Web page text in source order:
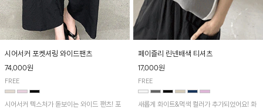
시어서커 포켓셔링 와이드팬츠
74,000원
FREE
시어서커 텍스처가 돋보이는 와이드 팬츠! 포
페이즐리 린넨배색 티셔츠
17,000원
FREE
새롭게 화이트&먹색 컬러가 추가되었어요! 화